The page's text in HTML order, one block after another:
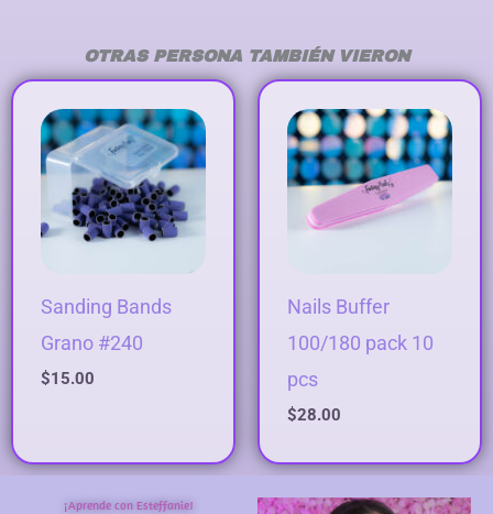
OTRAS PERSONA TAMBIÉN VIERON
Sanding Bands
Grano #240
$15.00
Nails Buffer
100/180 pack 10
pcs
$28.00
¡Aprende con Esteffanie!